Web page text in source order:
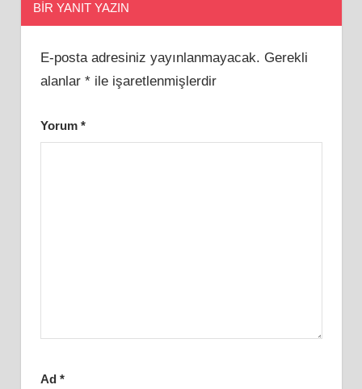
BIR YANIT YAZIN
E-posta adresiniz yayınlanmayacak. Gerekli
alanlar *ile işaretlenmişlerdir
Yorum *
Ad *